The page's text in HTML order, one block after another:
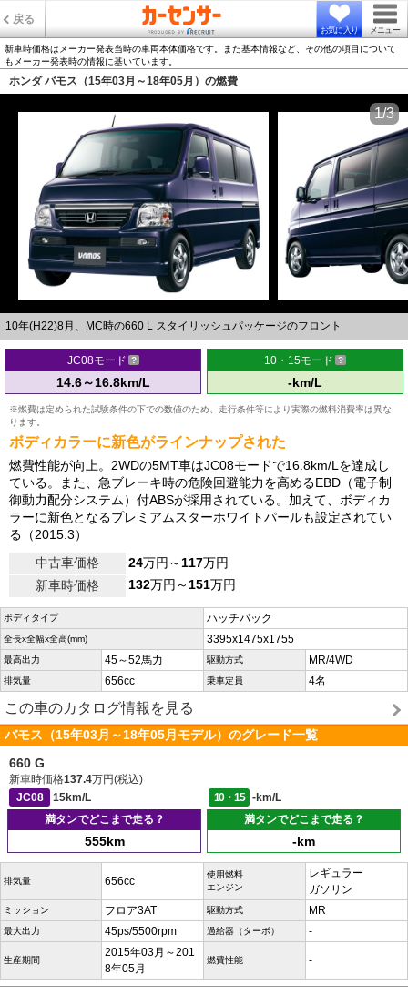
戻る
お気に入り メニュー
新車時価格はメーカー発表当時の車両本体価格です。また基本情報など、その他の項目について
もメーカー発表時の情報に基いています。
ホンダ バモス（15年03月～18年05月）の燃費
10年(H22)8月、MC時の660 L スタイリッシュパッケージのフロント
1/3
JC08モード
14.6～16.8km/L
10・15モード
-km/L
※燃費は定められた試験条件の下での数値のため、走行条件等により実際の燃料消費率は異な
ります。
ボディカラーに新色がラインナップされた
燃費性能が向上。2WDの5MT車はJC08モードで16.8km/Lを達成し
ている。また、急ブレーキ時の危険回避能力を高めるEBD（電子制
御動力配分システム）付ABSが採用されている。加えて、ボディカ
ラーに新色となるプレミアムスターホワイトパールも設定されてい
る（2015.3）
中古車価格
24万円～117万円
新車時価格
132万円～151万円
ボディタイプ ハッチバック
全長x全幅x全高(mm) 3395x1475x1755
最高出力 45～52馬力 駆動方式 MR/4WD
排気量 656cc 乗車定員 4名
この車のカタログ情報を見る
バモス（15年03月～18年05月モデル）のグレード一覧
660 G
新車時価格137.4万円(税込)
JC08
15km/L 10・15
-km/L
満タンでどこまで走る？
555km
満タンでどこまで走る？
-km
排気量 656cc
使用燃料
エンジン
レギュラー
ガソリン
ミッション フロア3AT 駆動方式 MR
最大出力 45ps/5500rpm 過給器（ターボ） -
生産期間
2015年03月～201
8年05月
燃費性能 -